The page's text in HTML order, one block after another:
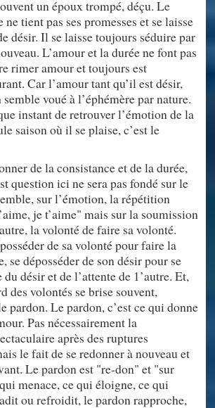
un époux trompé, déçu. Le
tient pas ses promesses et se laisse
désir. Il se laisse toujours séduire par
L’amour et la durée ne font pas
rimer amour et toujours est
Car l’amour tant qu’il est désir,
voué à l’éphémère par nature.
instant de retrouver l’émotion de la
saison où il se plaise, c’est le
de la consistance et de la durée,
question ici ne sera pas fondé sur le
sur l’émotion, la répétition
je t’aime" mais sur la soumission
la volonté de faire sa volonté.
de sa volonté pour faire la
se déposséder de son désir pour se
désir et de l’attente de 1’autre. Et,
des volontés se brise souvent,
pardon. Le pardon, c’est ce qui donne
Pas nécessairement la
après des ruptures
le fait de se redonner à nouveau et
Le pardon est "re-don" et "sur
menace, ce qui éloigne, ce qui
ou refroidit, le pardon rapproche,